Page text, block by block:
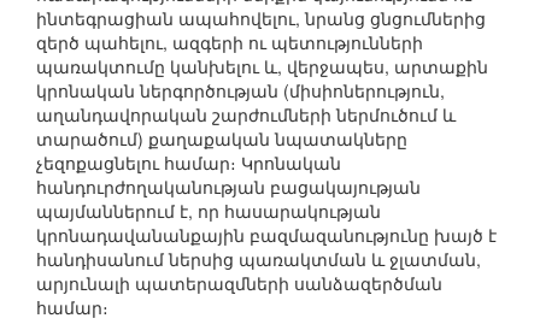
ինտեգրացիան ապահովելու, նրանց ցնցումներից
զերծ պահելու, ազգերի ու պետությունների
պառակտումը կանխելու և, վերջապես, արտաքին
կրոնական ներգործության (միսիոներություն,
աղանդավորական շարժումների ներմուծում և
տարածում) քաղաքական նպատակները
չեզոքացնելու համար։ Կրոնական
հանդուրժողականության բացակայության
պայմաններում է, որ հասարակության
կրոնադավանանքային բազմազանությունը խայծ է
հանդիսանում ներսից պառակտման և ջլատման,
արյունալի պատերազմների սանձազերծման
համար։